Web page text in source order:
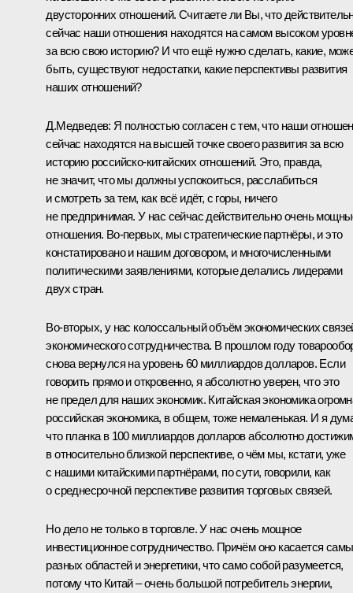
двусторонних отношений. Считаете ли Вы, что
сейчас наши отношения находятся на самом высоком
за всю свою историю? И что ещё нужно сделать, какие,
быть, существуют недостатки, какие перспективы развития
наших отношений?
Д.Медведев: Я полностью согласен с тем, что наши
сейчас находятся на высшей точке своего развития за всю
историю российско-китайских отношений. Это, правда,
не значит, что мы должны успокоиться, расслабиться
и смотреть за тем, как всё идёт, с горы, ничего
не предпринимая. У нас сейчас действительно очень
отношения. Во‑первых, мы стратегические партнёры, и это
констатировано и нашим договором, и многочисленными
политическими заявлениями, которые делались лидерами
двух стран.
Во‑вторых, у нас колоссальный объём экономических
экономического сотрудничества. В прошлом году
снова вернулся на уровень 60 миллиардов долларов. Если
говорить прямо и откровенно, я абсолютно уверен, что это
не предел для наших экономик. Китайская экономика
российская экономика, в общем, тоже немаленькая. И я
что планка в 100 миллиардов долларов абсолютно
в относительно близкой перспективе, о чём мы, кстати, уже
с нашими китайскими партнёрами, по сути, говорили, как
о среднесрочной перспективе развития торговых связей.
Но дело не только в торговле. У нас очень мощное
инвестиционное сотрудничество. Причём оно касается
разных областей и энергетики, что само собой разумеется,
потому что Китай – очень большой потребитель энергии,